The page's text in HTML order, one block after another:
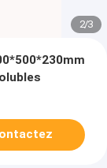
2/3